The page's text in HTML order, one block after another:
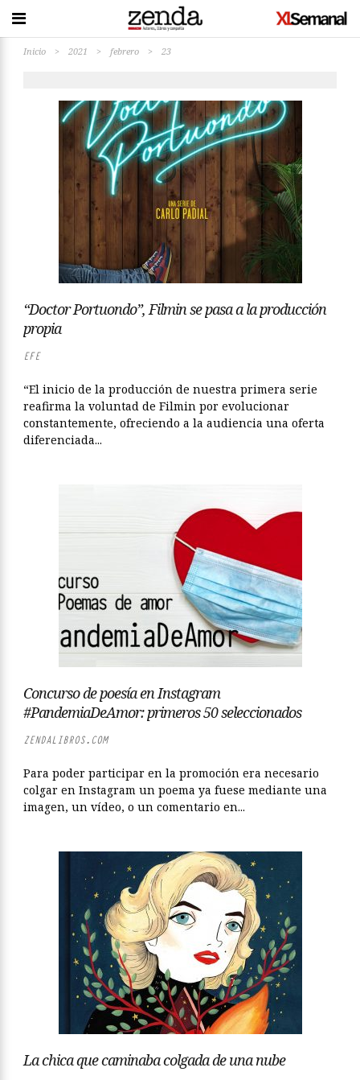
Inicio > 2021 > febrero > 23
“Doctor Portuondo”, Filmin se pasa a la producción
propia
EFE
“El inicio de la producción de nuestra primera serie
reafirma la voluntad de Filmin por evolucionar
constantemente, ofreciendo a la audiencia una oferta
diferenciada...
Concurso de poesía en Instagram
#PandemiaDeAmor: primeros 50 seleccionados
ZENDALIBROS.COM
Para poder participar en la promoción era necesario
colgar en Instagram un poema ya fuese mediante una
imagen, un vídeo, o un comentario en...
La chica que caminaba colgada de una nube